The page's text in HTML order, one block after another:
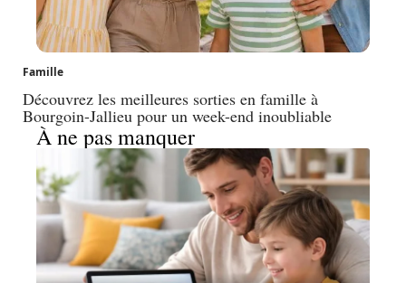
Famille
Découvrez les meilleures sorties en famille à
Bourgoin-Jallieu pour un week-end inoubliable
À ne pas manquer